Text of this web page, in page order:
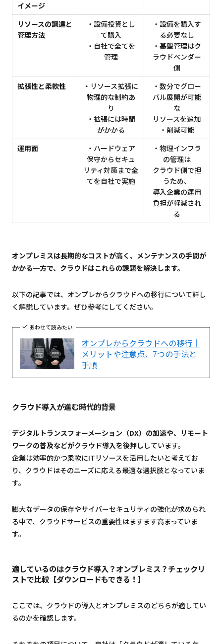
イメージ
リソースの調達と
管理方法
・設備投資とし
て購入
・自社で全てを
管理
・設備を購入す
る必要なし
・基盤管理はク
ラウドベンダー
側
拡張性と柔軟性
・リソース拡張に
物理的な制約あ
り
・拡張には時間
がかかる
・数分でグロー
バル展開が可能
な
リソースを追加
・削減可能
運用面
・ハードウェア
保守からセキュ
リティ対策まで全
てを自社で実施
・物理インフラ
の管理は
クラウド側で担
うため、
導入企業の運用
負担が軽減され
る
オンプレミスは長期的なコストが高く、メンテナンスの手間が
かかる一方で、クラウドはこれらの課題を解決します。
以下の記事では、オンプレからクラウドへの移行について詳し
く解説しています。ぜひ参考にしてください。
あわせて読みたい
オンプレからクラウドへの移行｜
メリットや注意点、7つの手法と
手順
クラウド導入が進む時代的背景
デジタルトランスフォーメーション（DX）の加速や、リモート
ワークの普及などがクラウド導入を後押し しています。
企業は効率的かつ柔軟にITリソースを活用したいと考えてお
り、クラウドはそのニーズに応える最適な選択肢となっていま
す。
膨大なデータの保存やサイバーセキュリティの強化が求められ
る中で、クラウドサービスの重要性はますます高まっていま
す。
適しているのはクラウド導入？オンプレミス？チェックリ
ストで比較 【ダウンロードもできる！】
ここでは、クラウドの導入とオンプレミスのどちらが適してい
るのかを確認します。